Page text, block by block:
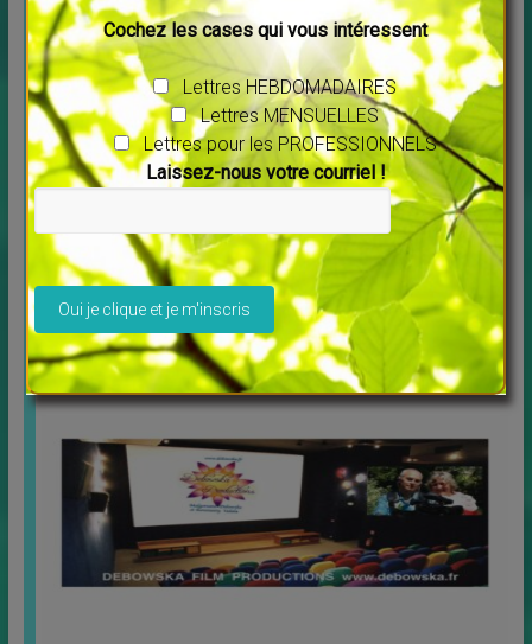
merveilleux potentiels” et développez
votre Médiumnité
FORMATIONS EN LIGNE
MASTERCLASS 2023 “Libérez vos
merveilleux[…]
Connexion à vos guides intérieurs
FORMATIONS EN LIGNE
Nouvel atelier animé par Pierre Lessard
Connexion à[…]
Un peu de POSITIF
Cochez les cases qui vous intéressent
Lettres HEBDOMADAIRES
Lettres MENSUELLES
Lettres pour les PROFESSIONNELS
Laissez-nous votre courriel !
Veuillez laisser ce champ vide.